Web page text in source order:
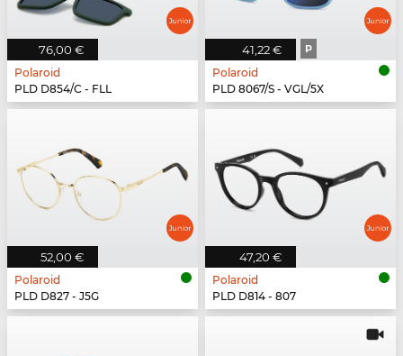
76,00 €
Polaroid
PLD D854/C - FLL
41,22 € P
Polaroid
PLD 8067/S - VGL/5X
52,00 €
Polaroid
PLD D827 - J5G
47,20 €
Polaroid
PLD D814 - 807